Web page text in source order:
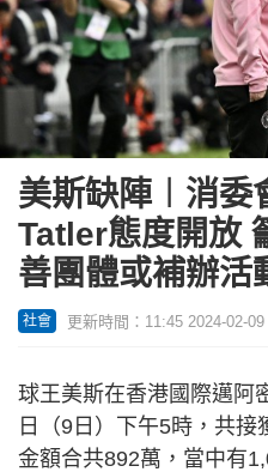
美斯缺陣︱消委
Tatler態度開放
善團體或補辦活
社會 更新時間：11:45 2024-02-
球王美斯在香港國際邁阿
日（9日）下午5時，共
金額合共892萬，當中有